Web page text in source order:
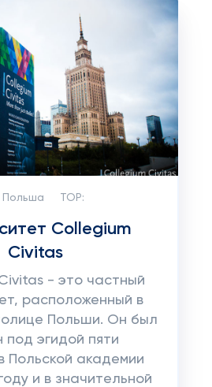
Польша TOP:
Collegium
Civitas
- это частный
расположенный в
Польши. Он был
под эгидой пяти
Польской академии
и в значительной